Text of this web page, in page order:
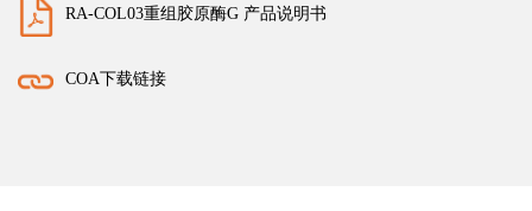
RA-COL03重组胶原酶G 产品说明书
COA下载链接